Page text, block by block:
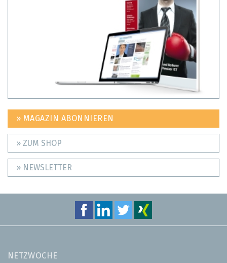
» MAGAZIN ABONNIEREN
» ZUM SHOP
» NEWSLETTER
NETZWOCHE